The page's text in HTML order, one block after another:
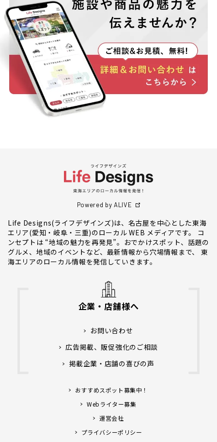
Powered by ALIVE
Life Designs(ライフデザインズ)は、名古屋を中心とした東海
エリア(愛知・岐阜・三重)のローカル WEB メディアです。 コ
ンセプトは “地域の魅力を再発見”。おでかけスポット、話題の
グルメ、地域のイベントなど、最新情報から穴場情報まで、 東
海エリアのローカル情報を発信していきます。
企業・店舗様へ
お問い合わせ
広告掲載、販促強化のご相談
掲載企業・店舗の喜びの声
おすすめスポット募集中！
Webライター募集
運営会社
プライバシーポリシー